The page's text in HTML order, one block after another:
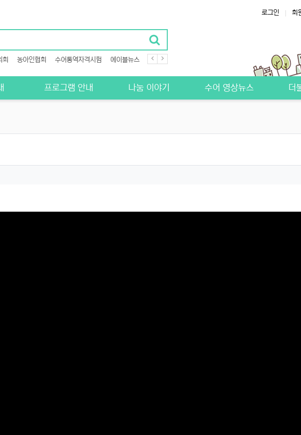
로그인 회
회 농아인협회 수어통역자격시험 에이블뉴스 병원 통역 프로그램
프로그램 안내 나눔 이야기 수어 영상뉴스 더